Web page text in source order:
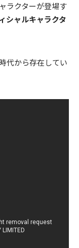
ラクターが登場す
シャルキャラクタ
代から存在してい